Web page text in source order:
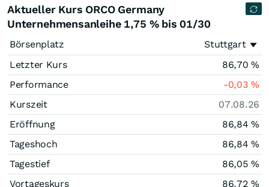
Aktueller Kurs ORCO Germany
Unternehmensanleihe 1,75 % bis 01/30
Börsenplatz
Stuttgart
Letzter Kurs
86,70 %
Performance
-0,03%
Kurszeit
07.08.26
Eröffnung
86,84 %
Tageshoch
86,84 %
Tagestief
86,05 %
Vortageskurs
86,72%